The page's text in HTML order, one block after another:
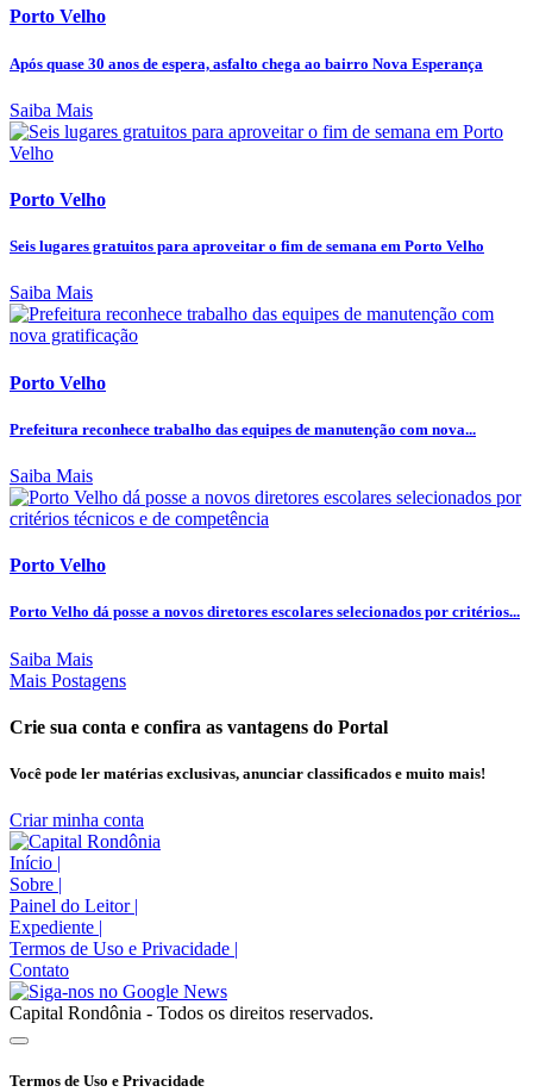
Porto Velho
Após quase 30 anos de espera, asfalto chega ao bairro Nova Esperança
Saiba Mais
Porto Velho
Seis lugares gratuitos para aproveitar o fim de semana em Porto Velho
Saiba Mais
Porto Velho
Prefeitura reconhece trabalho das equipes de manutenção com nova...
Saiba Mais
Porto Velho
Porto Velho dá posse a novos diretores escolares selecionados por critérios...
Saiba Mais
Mais Postagens
Crie sua conta e confira as vantagens do Portal
Você pode ler matérias exclusivas, anunciar classificados e muito mais!
Criar minha conta
Início |
Sobre |
Painel do Leitor |
Expediente |
Termos de Uso e Privacidade |
Contato
Capital Rondônia - Todos os direitos reservados.
Termos de Uso e Privacidade